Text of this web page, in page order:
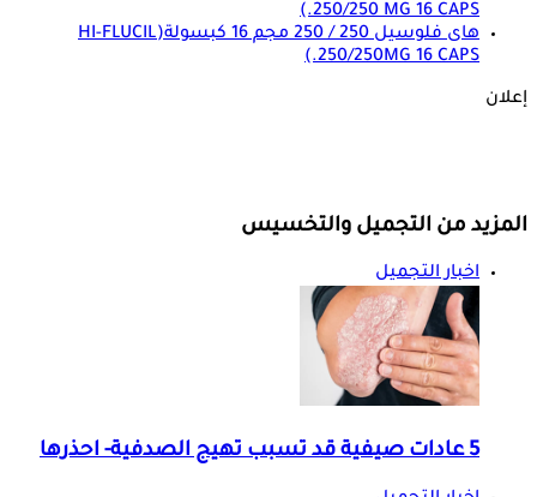
250/250 MG 16 CAPS.)
هاى فلوسيل 250 / 250 مجم 16 كبسولة
(HI-FLUCIL
250/250MG 16 CAPS.)
إعلان
المزيد من التجميل والتخسيس
اخبار التجميل
5 عادات صيفية قد تسبب تهيج الصدفية- احذرها